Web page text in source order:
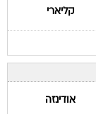
קליארי
אודינזה